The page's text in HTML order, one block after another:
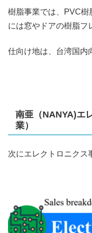
樹脂事業では、PVC樹
には窓やドアの樹脂フ
仕向け地は、台湾国内
南亜（NANYA)エ
業）
次にエレクトロニクス